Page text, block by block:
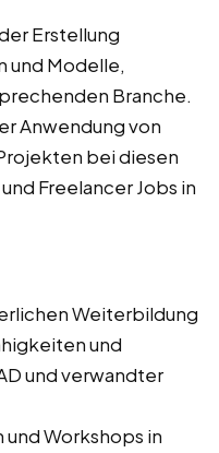
Erstellung
und Modelle,
Branche.
Anwendung von
bei diesen
Freelancer Jobs in
Weiterbildung
und
und verwandter
und Workshops in